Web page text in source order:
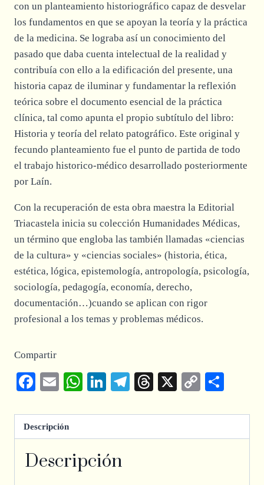
con un planteamiento historiográfico capaz de desvelar
los fundamentos en que se apoyan la teoría y la práctica
de la medicina. Se lograba así un conocimiento del
pasado que daba cuenta intelectual de la realidad y
contribuía con ello a la edificación del presente, una
historia capaz de iluminar y fundamentar la reflexión
teórica sobre el documento esencial de la práctica
clínica, tal como apunta el propio subtítulo del libro:
Historia y teoría del relato patográfico. Este original y
fecundo planteamiento fue el punto de partida de todo
el trabajo historico-médico desarrollado posteriormente
por Laín.
Con la recuperación de esta obra maestra la Editorial
Triacastela inicia su colección Humanidades Médicas,
un término que engloba las también llamadas «ciencias
de la cultura» y «ciencias sociales» (historia, ética,
estética, lógica, epistemología, antropología, psicología,
sociología, pedagogía, economía, derecho,
documentación…)cuando se aplican con rigor
profesional a los temas y problemas médicos.
Compartir
Facebook
EmailWhatsApp
LinkedIn
Telegram
Threads
X
Copy
Descripción
Descripción